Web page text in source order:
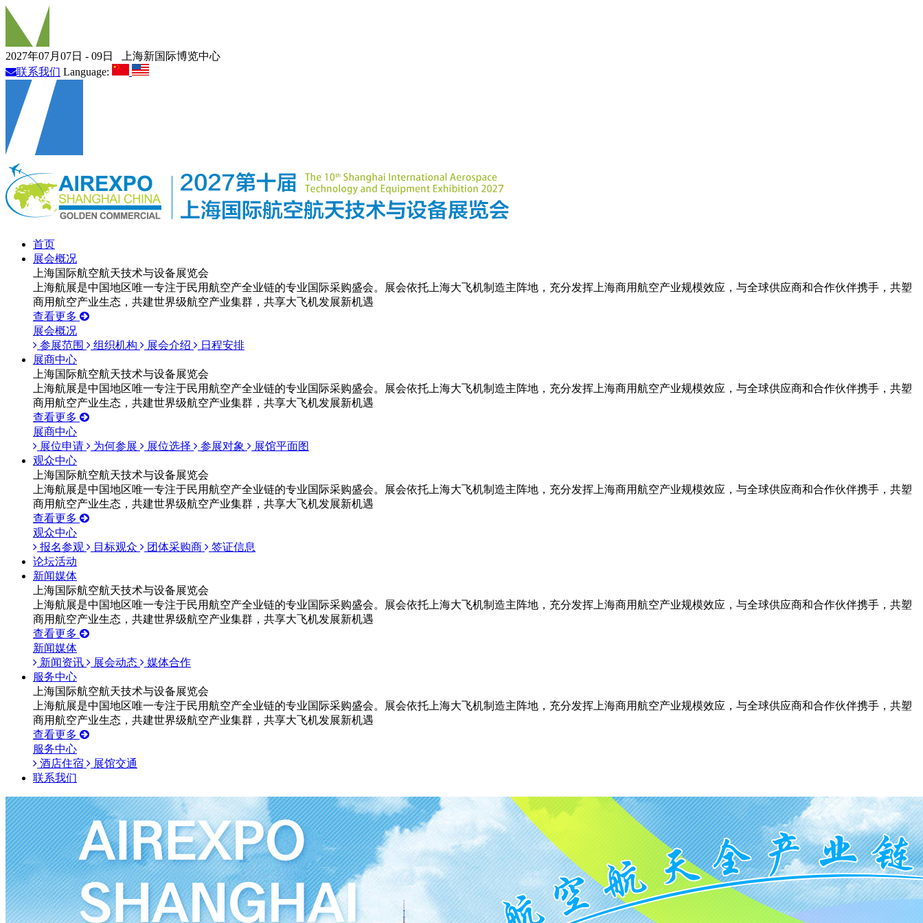
2027年07月07日 - 09日
上海新国际博览中心
联系我们 Language:
首页
展会概况
上海国际航空航天技术与设备展览会
上海航展是中国地区唯一专注于民用航空产全业链的专业国际采购盛会。展会依托上海大飞机制造主阵地，充分发挥上海商用航空产业规模效应，与全球供应商和合作伙伴携手，共塑
商用航空产业生态，共建世界级航空产业集群，共享大飞机发展新机遇
查看更多
展会概况
参展范围
组织机构 展会介绍
日程安排
展商中心
上海国际航空航天技术与设备展览会
上海航展是中国地区唯一专注于民用航空产全业链的专业国际采购盛会。展会依托上海大飞机制造主阵地，充分发挥上海商用航空产业规模效应，与全球供应商和合作伙伴携手，共塑
商用航空产业生态，共建世界级航空产业集群，共享大飞机发展新机遇
查看更多
展商中心
展位申请
为何参展 展位选择 参展对象
展馆平面图
观众中心
上海国际航空航天技术与设备展览会
上海航展是中国地区唯一专注于民用航空产全业链的专业国际采购盛会。展会依托上海大飞机制造主阵地，充分发挥上海商用航空产业规模效应，与全球供应商和合作伙伴携手，共塑
商用航空产业生态，共建世界级航空产业集群，共享大飞机发展新机遇
查看更多
观众中心
报名参观
目标观众 团体采购商
签证信息
论坛活动
新闻媒体
上海国际航空航天技术与设备展览会
上海航展是中国地区唯一专注于民用航空产全业链的专业国际采购盛会。展会依托上海大飞机制造主阵地，充分发挥上海商用航空产业规模效应，与全球供应商和合作伙伴携手，共塑
商用航空产业生态，共建世界级航空产业集群，共享大飞机发展新机遇
查看更多
新闻媒体
新闻资讯
展会动态
媒体合作
服务中心
上海国际航空航天技术与设备展览会
上海航展是中国地区唯一专注于民用航空产全业链的专业国际采购盛会。展会依托上海大飞机制造主阵地，充分发挥上海商用航空产业规模效应，与全球供应商和合作伙伴携手，共塑
商用航空产业生态，共建世界级航空产业集群，共享大飞机发展新机遇
查看更多
服务中心
酒店住宿
展馆交通
联系我们